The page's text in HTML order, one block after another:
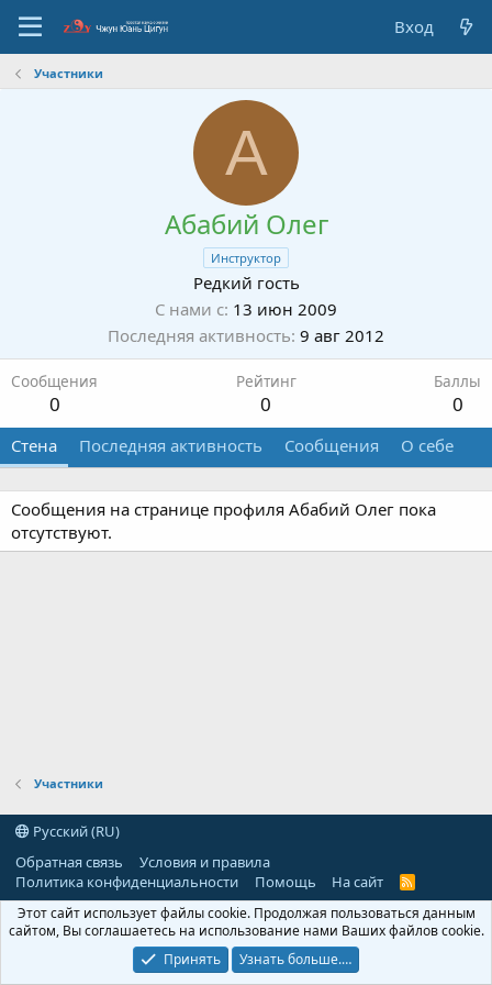
Вход
Участники
А
Абабий Олег
Инструктор
Редкий гость
С нами с 13 июн 2009
Последняя активность 9 авг 2012
Сообщения
0
Рейтинг
0
Баллы
0
Стена Последняя активность Сообщения О себе
Сообщения на странице профиля Абабий Олег пока
отсутствуют.
Участники
Русский (RU)
Обратная связь
Условия и правила
Политика конфиденциальности
Помощь На сайт
R
S
Этот сайт использует файлы cookie. Продолжая пользоваться данным
сайтом, Вы соглашаетесь на использование нами Ваших файлов cookie.
Принять
Узнать больше.…